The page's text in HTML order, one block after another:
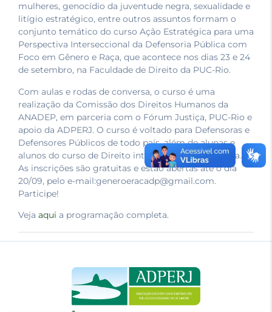
mulheres, genocídio da juventude negra, sexualidade e
litígio estratégico, entre outros assuntos formam o
conjunto temático do curso Ação Estratégica para uma
Perspectiva Interseccional da Defensoria Pública com
Foco em Gênero e Raça, que acontece nos dias 23 e 24
de setembro, na Faculdade de Direito da PUC-Rio.
Com aulas e rodas de conversa, o curso é uma
realização da Comissão dos Direitos Humanos da
ANADEP, em parceria com o Fórum Justiça, PUC-Rio e
apoio da ADPERJ. O curso é voltado para Defensoras e
Defensores Públicos de todo país, além de alunas e
alunos do curso de Direito interessados na temática.
As inscrições são gratuitas e estão abertas até o dia
20/09, pelo e-mail:generoeracadp@gmail.com.
Participe!
Veja aqui a programação completa.